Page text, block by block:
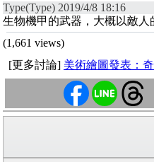
Type(Type) 2019/4/8 18:16
生物機甲的武器，大概以敵人
(1,661 views)
[更多討論] 美術繪圖發表：